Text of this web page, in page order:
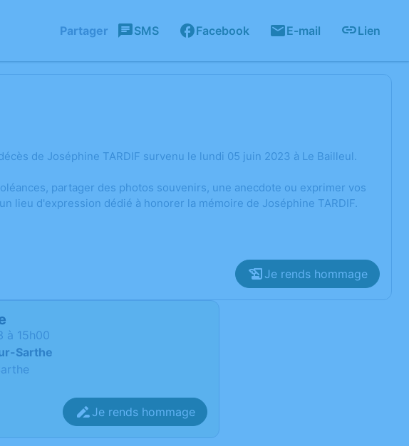
Partager SMS Facebook E-mail Lien
de Joséphine TARDIF survenu le lundi 05 juin 2023 à Le Bailleul.
partager des photos souvenirs, une anecdote ou exprimer vos
lieu d'expression dédié à honorer la mémoire de Joséphine TARDIF.
Je rends hommage
à 15h00
Sarthe
Je rends hommage